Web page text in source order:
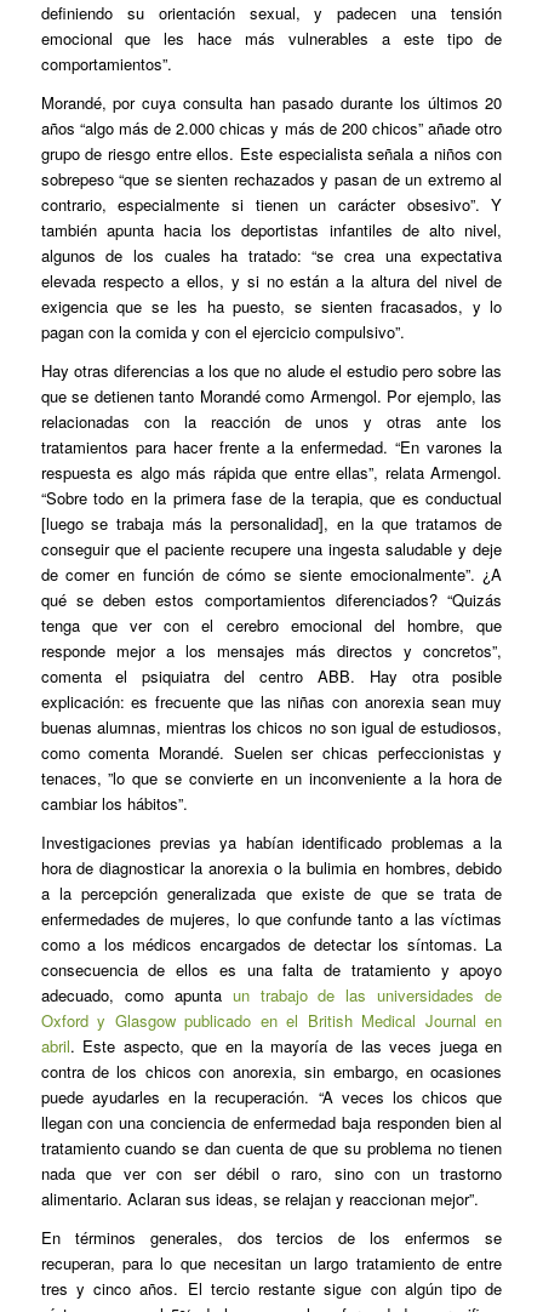
definiendo su orientación sexual, y padecen una tensión
emocional que les hace más vulnerables a este tipo de
comportamientos”.
Morandé, por cuya consulta han pasado durante los últimos 20
años “algo más de 2.000 chicas y más de 200 chicos” añade otro
grupo de riesgo entre ellos. Este especialista señala a niños con
sobrepeso “que se sienten rechazados y pasan de un extremo al
contrario, especialmente si tienen un carácter obsesivo”. Y
también apunta hacia los deportistas infantiles de alto nivel,
algunos de los cuales ha tratado: “se crea una expectativa
elevada respecto a ellos, y si no están a la altura del nivel de
exigencia que se les ha puesto, se sienten fracasados, y lo
pagan con la comida y con el ejercicio compulsivo”.
Hay otras diferencias a los que no alude el estudio pero sobre las
que se detienen tanto Morandé como Armengol. Por ejemplo, las
relacionadas con la reacción de unos y otras ante los
tratamientos para hacer frente a la enfermedad. “En varones la
respuesta es algo más rápida que entre ellas”, relata Armengol.
“Sobre todo en la primera fase de la terapia, que es conductual
[luego se trabaja más la personalidad], en la que tratamos de
conseguir que el paciente recupere una ingesta saludable y deje
de comer en función de cómo se siente emocionalmente”. ¿A
qué se deben estos comportamientos diferenciados? “Quizás
tenga que ver con el cerebro emocional del hombre, que
responde mejor a los mensajes más directos y concretos”,
comenta el psiquiatra del centro ABB. Hay otra posible
explicación: es frecuente que las niñas con anorexia sean muy
buenas alumnas, mientras los chicos no son igual de estudiosos,
como comenta Morandé. Suelen ser chicas perfeccionistas y
tenaces, ”lo que se convierte en un inconveniente a la hora de
cambiar los hábitos”.
Investigaciones previas ya habían identificado problemas a la
hora de diagnosticar la anorexia o la bulimia en hombres, debido
a la percepción generalizada que existe de que se trata de
enfermedades de mujeres, lo que confunde tanto a las víctimas
como a los médicos encargados de detectar los síntomas. La
consecuencia de ellos es una falta de tratamiento y apoyo
adecuado, como apunta un trabajo de las universidades de
Oxford y Glasgow publicado en el British Medical Journal en
abril. Este aspecto, que en la mayoría de las veces juega en
contra de los chicos con anorexia, sin embargo, en ocasiones
puede ayudarles en la recuperación. “A veces los chicos que
llegan con una conciencia de enfermedad baja responden bien al
tratamiento cuando se dan cuenta de que su problema no tienen
nada que ver con ser débil o raro, sino con un trastorno
alimentario. Aclaran sus ideas, se relajan y reaccionan mejor”.
En términos generales, dos tercios de los enfermos se
recuperan, para lo que necesitan un largo tratamiento de entre
tres y cinco años. El tercio restante sigue con algún tipo de